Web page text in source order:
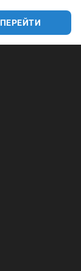
ПЕРЕЙТИ